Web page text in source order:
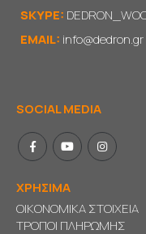
SKYPE:
EMAIL: info@dedron.gr
SOCIAL MEDIA
ΧΡΗΣΙΜΑ
ΟΙΚΟΝΟΜΙΚΑ ΣΤΟΙΧΕΙΑ
ΤΡΟΠΟΙ ΠΛΗΡΩΜΗΣ